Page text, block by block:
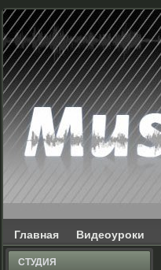
Главная Видеоуроки
СТУДИЯ